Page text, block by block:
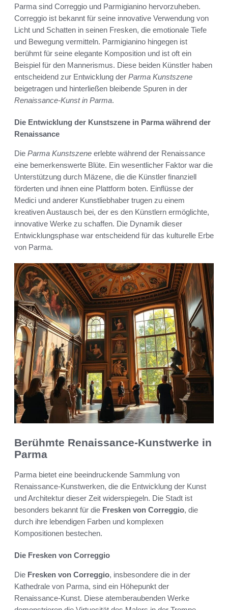
Parma sind Correggio und Parmigianino hervorzuheben.
Correggio ist bekannt für seine innovative Verwendung von
Licht und Schatten in seinen Fresken, die emotionale Tiefe
und Bewegung vermitteln. Parmigianino hingegen ist
berühmt für seine elegante Komposition und ist oft ein
Beispiel für den Mannerismus. Diese beiden Künstler haben
entscheidend zur Entwicklung der Parma Kunstszene
beigetragen und hinterließen bleibende Spuren in der
Renaissance-Kunst in Parma.
Die Entwicklung der Kunstszene in Parma während der
Renaissance
Die Parma Kunstszene erlebte während der Renaissance
eine bemerkenswerte Blüte. Ein wesentlicher Faktor war die
Unterstützung durch Mäzene, die die Künstler finanziell
förderten und ihnen eine Plattform boten. Einflüsse der
Medici und anderer Kunstliebhaber trugen zu einem
kreativen Austausch bei, der es den Künstlern ermöglichte,
innovative Werke zu schaffen. Die Dynamik dieser
Entwicklungsphase war entscheidend für das kulturelle Erbe
von Parma.
Berühmte Renaissance-Kunstwerke in
Parma
Parma bietet eine beeindruckende Sammlung von
Renaissance-Kunstwerken, die die Entwicklung der Kunst
und Architektur dieser Zeit widerspiegeln. Die Stadt ist
besonders bekannt für die Fresken von Correggio, die
durch ihre lebendigen Farben und komplexen
Kompositionen bestechen.
Die Fresken von Correggio
Die Fresken von Correggio, insbesondere die in der
Kathedrale von Parma, sind ein Höhepunkt der
Renaissance-Kunst. Diese atemberaubenden Werke